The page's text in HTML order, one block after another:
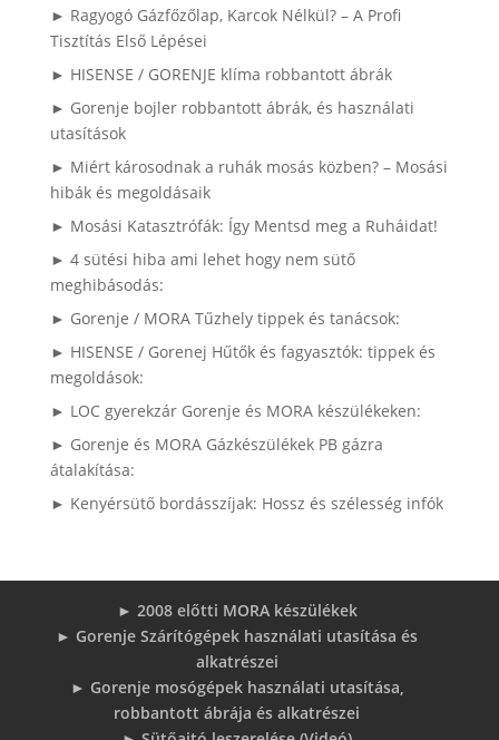
► Ragyogó Gázfőzőlap, Karcok Nélkül? – A Profi
Tisztítás Első Lépései
► HISENSE / GORENJE klíma robbantott ábrák
► Gorenje bojler robbantott ábrák, és használati
utasítások
► Miért károsodnak a ruhák mosás közben? – Mosási
hibák és megoldásaik
► Mosási Katasztrófák: Így Mentsd meg a Ruháidat!
► 4 sütési hiba ami lehet hogy nem sütő
meghibásodás:
► Gorenje / MORA Tűzhely tippek és tanácsok:
► HISENSE / Gorenej Hűtők és fagyasztók: tippek és
megoldások:
► LOC gyerekzár Gorenje és MORA készülékeken:
► Gorenje és MORA Gázkészülékek PB gázra
átalakítása:
► Kenyérsütő bordásszíjak: Hossz és szélesség infók
► 2008 előtti MORA készülékek
► Gorenje Szárítógépek használati utasítása és
alkatrészei
► Gorenje mosógépek használati utasítása,
robbantott ábrája és alkatrészei